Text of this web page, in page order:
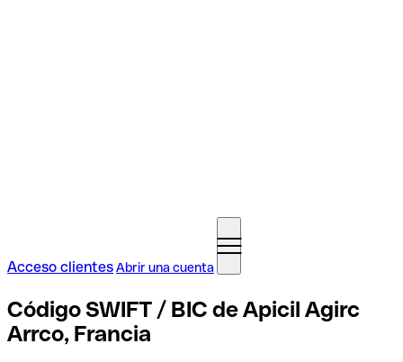
Acceso clientesAbrir una cuenta
Código SWIFT / BIC de Apicil Agirc
Arrco, Francia